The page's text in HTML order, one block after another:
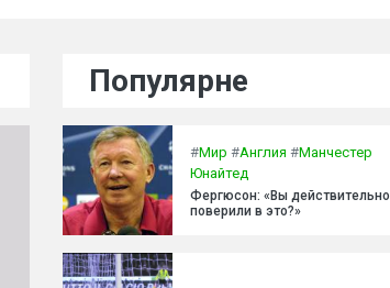
Популярне
#Мир #Англия #Манчестер
Юнайтед
Фергюсон: «Вы действительно
поверили в это?»